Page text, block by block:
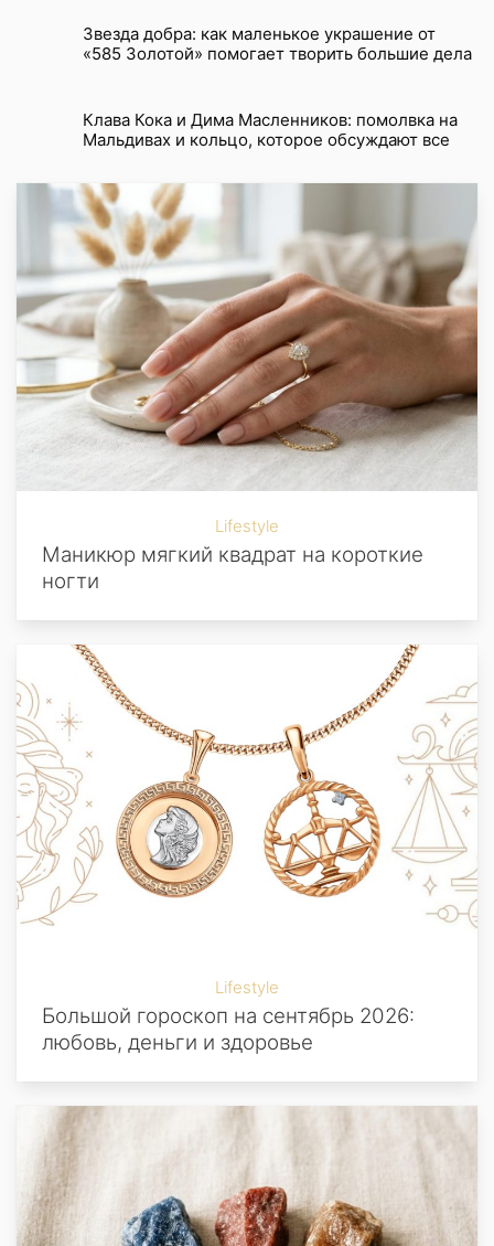
Звезда добра: как маленькое украшение от
«585 Золотой» помогает творить большие дела
Клава Кока и Дима Масленников: помолвка на
Мальдивах и кольцо, которое обсуждают все
Lifestyle
Маникюр мягкий квадрат на короткие
ногти
Lifestyle
Большой гороскоп на сентябрь 2026:
любовь, деньги и здоровье